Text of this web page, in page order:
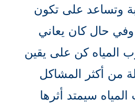
وتساعد على تكون
وفي حال كان يعاني
المياه كن على يقين
من أكثر المشاكل
سيمتد أثرها